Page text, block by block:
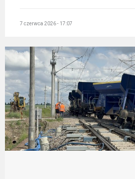
7 czerwca 2026 - 17:07